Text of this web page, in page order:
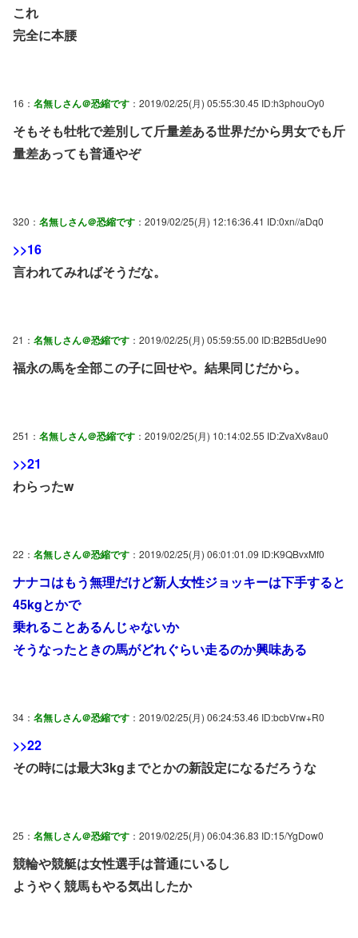
これ
完全に本腰
16： 名無しさん＠恐縮です ：2019/02/25(月) 05:55:30.45 ID:h3phouOy0
そもそも牡牝で差別して斤量差ある世界だから男女でも斤
量差あっても普通やぞ
320： 名無しさん＠恐縮です ：2019/02/25(月) 12:16:36.41 ID:0xn//aDq0
>>16
言われてみればそうだな。
21： 名無しさん＠恐縮です ：2019/02/25(月) 05:59:55.00 ID:B2B5dUe90
福永の馬を全部この子に回せや。結果同じだから。
251： 名無しさん＠恐縮です ：2019/02/25(月) 10:14:02.55 ID:ZvaXv8au0
>>21
わらったw
22： 名無しさん＠恐縮です ：2019/02/25(月) 06:01:01.09 ID:K9QBvxMf0
ナナコはもう無理だけど新人女性ジョッキーは下手すると
45kgとかで
乗れることあるんじゃないか
そうなったときの馬がどれぐらい走るのか興味ある
34： 名無しさん＠恐縮です ：2019/02/25(月) 06:24:53.46 ID:bcbVrw+R0
>>22
その時には最大3kgまでとかの新設定になるだろうな
25： 名無しさん＠恐縮です ：2019/02/25(月) 06:04:36.83 ID:15/YgDow0
競輪や競艇は女性選手は普通にいるし
ようやく競馬もやる気出したか